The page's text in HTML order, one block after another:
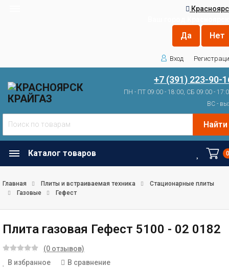
Вход
+7 (391) 223-90-
ПН - ПТ 09:00 - 18:00, СБ 09:00 -
ВС -
Найти
Каталог товаров
Главная Плиты и встраиваемая техника
Стационарные плиты
Газовые
Гефест
Плита газовая Гефест 5100 - 02 0182
(0 отзывов)
В избранное
В сравнение